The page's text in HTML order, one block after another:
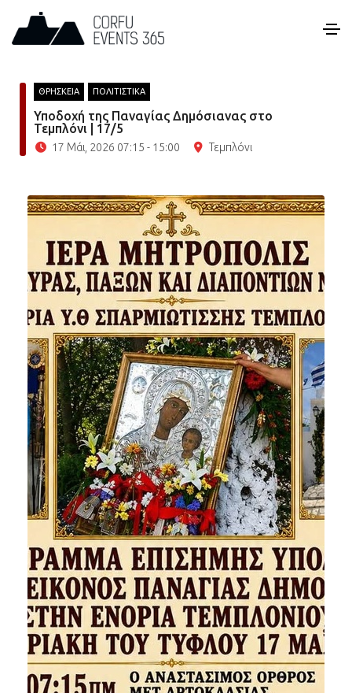
ΘΡΗΣΚΕΙΑ ΠΟΛΙΤΙΣΤΙΚΑ
Υποδοχή της Παναγίας Δημόσιανας στο
Τεμπλόνι | 17/5
17 Μάι, 2026 07:15 - 15:00 Τεμπλόνι